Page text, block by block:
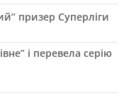
призер Суперліги
і перевела серію